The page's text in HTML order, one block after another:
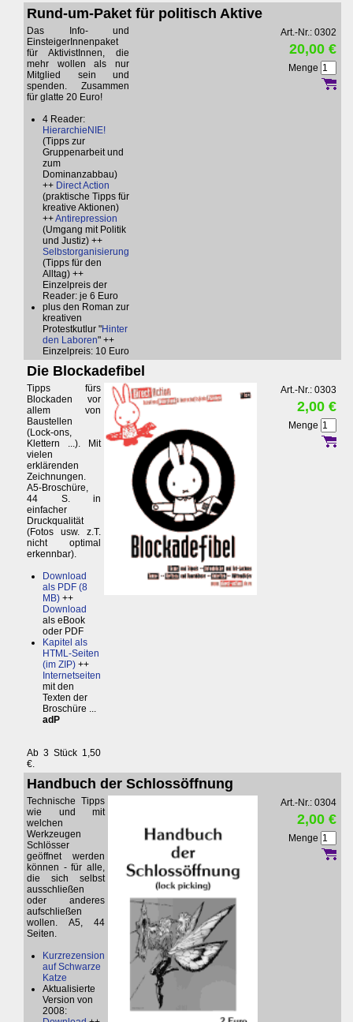
Rund-um-Paket für politisch Aktive
Das Info- und
EinsteigerInnenpaket
für AktivistInnen, die
mehr wollen als nur
Mitglied sein und
spenden. Zusammen
für glatte 20 Euro!
4 Reader:
HierarchieNIE!
(Tipps zur
Gruppenarbeit und
zum
Dominanzabbau)
++ Direct Action
(praktische Tipps für
kreative Aktionen)
++Antirepression
(Umgang mit Politik
und Justiz) ++
Selbstorganisierung
(Tipps für den
Alltag) ++
Einzelpreis der
Reader: je 6 Euro
plus den Roman zur
kreativen
Protestkutlur "Hinter
den Laboren" ++
Einzelpreis: 10 Euro
Art.-Nr.: 0302
20,00 €
Menge
Die Blockadefibel
Tipps fürs
Blockaden vor
allem von
Baustellen
(Lock-ons,
Klettern ...). Mit
vielen
erklärenden
Zeichnungen.
A5-Broschüre,
44 S. in
einfacher
Druckqualität
(Fotos usw. z.T.
nicht optimal
erkennbar).
Download
als PDF (8
MB) ++
Download
als eBook
oder PDF
Kapitel als
HTML-Seiten
(im ZIP) ++
Internetseiten
mit den
Texten der
Broschüre ...
adP
Ab 3 Stück 1,50
€.
Art.-Nr.: 0303
2,00 €
Menge
Handbuch der Schlossöffnung
Technische Tipps
wie und mit
welchen
Werkzeugen
Schlösser
geöffnet werden
können - für alle,
die sich selbst
ausschließen
oder anderes
aufschließen
wollen. A5, 44
Seiten.
Kurzrezension
auf Schwarze
Katze
Aktualisierte
Version von
2008:
Art.-Nr.: 0304
2,00 €
Menge